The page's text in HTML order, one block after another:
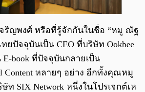
ญพงศ์ หรือที่รู้จักกันในชื่อ “หมู ณัฐ
ยปัจจุบันเป็น CEO ที่บริษัท Ookbee
book ที่ปัจจุบันกลายเป็น
Content หลายๆ อย่าง อีกทั้งคุณหมู
ษัท SIX Network หนึ่งในโปรเจกต์เห